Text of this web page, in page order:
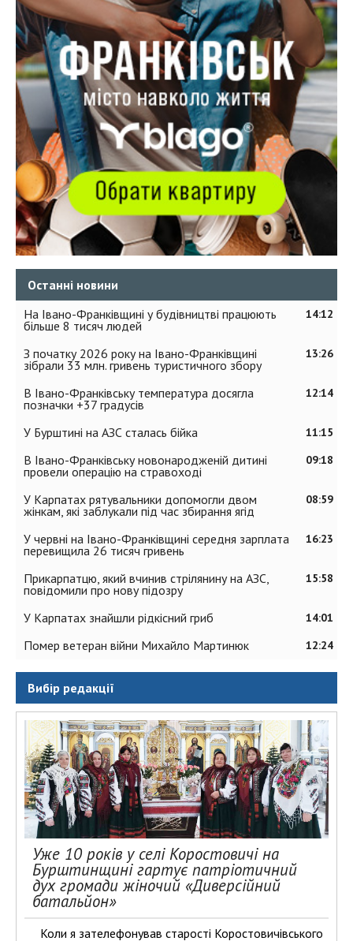
Останні новини
14:12
На Івано-Франківщині у будівництві працюють
більше 8 тисяч людей
13:26
З початку 2026 року на Івано-Франківщині
зібрали 33 млн. гривень туристичного збору
12:14
В Івано-Франківську температура досягла
позначки +37 градусів
11:15
У Бурштині на АЗС сталась бійка
09:18
В Івано-Франківську новонародженій дитині
провели операцію на стравоході
08:59
У Карпатах рятувальники допомогли двом
жінкам, які заблукали під час збирання ягід
16:23
У червні на Івано-Франківщині середня зарплата
перевищила 26 тисяч гривень
15:58
Прикарпатцю, який вчинив стрілянину на АЗС,
повідомили про нову підозру
14:01
У Карпатах знайшли рідкісний гриб
12:24
Помер ветеран війни Михайло Мартинюк
Вибір редакції
Уже 10 років у селі Коростовичі на
Бурштинщині гартує патріотичний
дух громади жіночий «Диверсійний
батальйон»
Коли я зателефонував старості Коростовичівського